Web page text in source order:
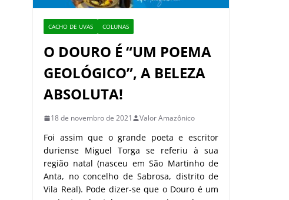
CACHO DE UVAS COLUNAS
O DOURO É “UM POEMA
GEOLÓGICO”, A BELEZA
ABSOLUTA!
18 de novembro de 2021 Valor Amazônico
Foi assim que o grande poeta e escritor
duriense Miguel Torga se referiu à sua
região natal (nasceu em São Martinho de
Anta, no concelho de Sabrosa, distrito de
Vila Real). Pode dizer-se que o Douro é um